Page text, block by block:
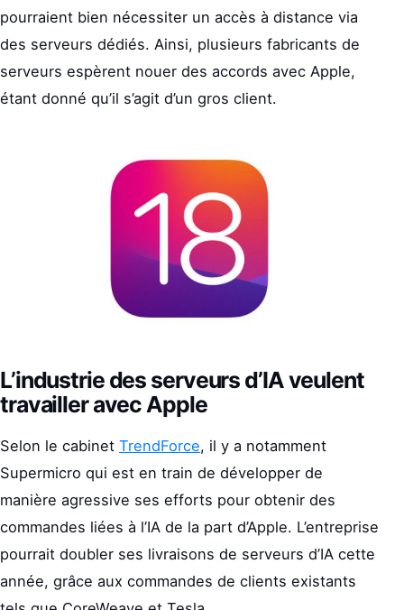
pourraient bien nécessiter un accès à distance via
des serveurs dédiés. Ainsi, plusieurs fabricants de
serveurs espèrent nouer des accords avec Apple,
étant donné qu’il s’agit d’un gros client.
L’industrie des serveurs d’IA veulent
travailler avec Apple
Selon le cabinet TrendForce, il y a notamment
Supermicro qui est en train de développer de
manière agressive ses efforts pour obtenir des
commandes liées à l’IA de la part d’Apple. L’entreprise
pourrait doubler ses livraisons de serveurs d’IA cette
année, grâce aux commandes de clients existants